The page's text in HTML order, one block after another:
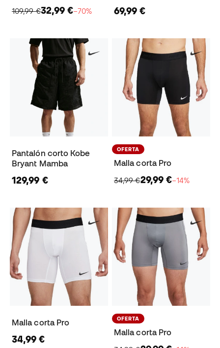
109,99 €32,99 €−70% 69,99 €
Pantalón corto Kobe
Bryant Mamba
129,99 €
OFERTA
Malla corta Pro
34,99 €29,99 €−14%
Malla corta Pro
34,99 €
OFERTA
Malla corta Pro